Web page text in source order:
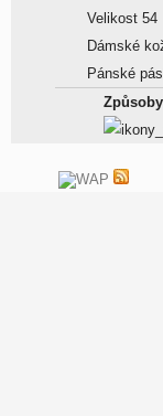
Velikost 54
Dámské
Pánské